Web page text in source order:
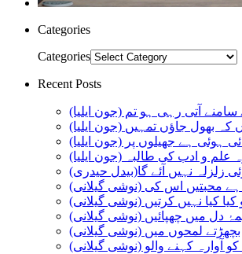
Categories
Categories
Recent Posts
سامنے آتی رہی ہو تم (جون ایلیا)
کہ بھول جاؤں تمہیں (جون ایلیا)
ہوئی ہے جھیلوں پر (جون ایلیا)
و ادب کی طالبہ (جون ایلیا)
زلزلہ نہیں آئے گا(بیدل حیدری)
ہے محبتیں اس کی (نوشی گیلانی)
کیا کیا نہیں کرتیں (نوشی گیلانی)
دل میں چھپائیں (نوشی گیلانی)
بچھڑتے لمحوں میں (نوشی گیلانی)
کو آوارہ کہنے والو (نوشی گیلانی)